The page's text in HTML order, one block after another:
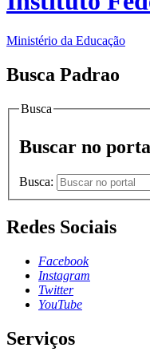
Ministério da Educação
Busca Padrao
Busca
Buscar no
Busca:
Redes Sociais
Facebook
Instagram
Twitter
YouTube
Serviços